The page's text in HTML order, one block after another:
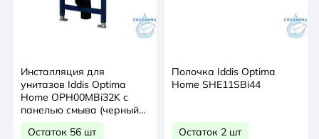
Инсталляция для
унитазов Iddis Optima
Home OPH00MBi32K с
панелью смыва (черный
матовый)
Остаток 56 шт
Полочка Iddis Optima
Home SHE11SBi44
Остаток 2 шт